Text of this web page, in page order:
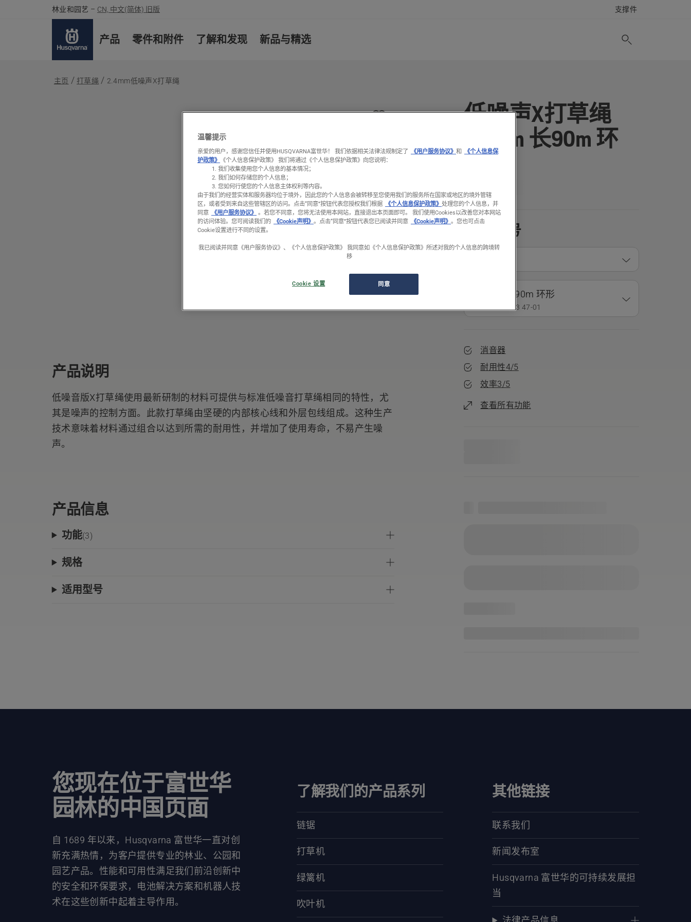
林业和园艺 – CN, 中文(简体) 旧版 支撑件
产品 零件和附件 了解和发现 新品与精选
主页 打草绳 2.4mm低噪声X打草绳
低噪声X打草绳
2.4mm 长90m 环
形
产品型号
2.4mm 长90m 环形
货号： 578 43 47‑01
消音器
耐用性4/5
效率3/5
查看所有功能
产品说明
低噪音版X打草绳使用最新研制的材料可提供与标准低噪音打草绳相同的特性，尤
其是噪声的控制方面。此款打草绳由坚硬的内部核心线和外层包线组成。这种生产
技术意味着材料通过组合以达到所需的耐用性，并增加了使用寿命，不易产生噪
声。
产品信息
功能(3)
规格
适用型号
您现在位于富世华
园林的中国页面
自 1689 年以来，Husqvarna 富世华一直对创
新充满热情，为客户提供专业的林业、公园和
园艺产品。性能和可用性满足我们前沿创新中
的安全和环保要求，电池解决方案和机器人技
术在这些创新中起着主导作用。
了解我们的产品系列
链锯
打草机
绿篱机
吹叶机
其他链接
联系我们
新闻发布室
Husqvarna 富世华的可持续发展担
当
温馨提示
亲爱的用户，感谢您信任并使用HUSQVARNA富世华！ 我们依据相关法律法规制定了 《用户服务协议》 和
《个人信息保
护政策》
《个人信息保护政策》 我们将通过《个人信息保护政策》向您说明：
我们收集使用您个人信息的基本情况；
我们如何存储您的个人信息；
您如何行使您的个人信息主体权利等内容。
由于我们的经营实体和服务器均位于境外，因此您的个人信息会被转移至您使用我们的服务所在国家或地区的境外管辖
区，或者受到来自这些管辖区的访问。 点击“同意”按钮代表您授权我们根据 《个人信息保护政策》 处理您的个人信息，并
同意
《用户服务协议》 。若您不同意，您将无法使用本网站，直接退出本页面即可。 我们使用Cookies以改善您对本网站
的访问体验。您可阅读我们的
《Cookie声明》 。点击“同意”按钮代表您已阅读并同意 《Cookie声明》 。您也可点击
Cookie设置进行不同的设置。
我已阅读并同意《用户服务协议》、《个人信息保护政策》 我同意如《个人信息保护政策》所述对我的个人信息的跨境转
移
同意
Cookie 设置